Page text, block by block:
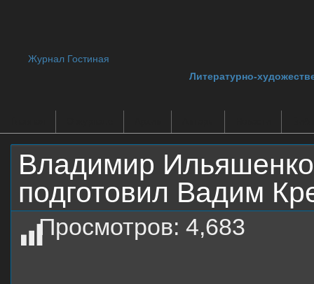
Журнал Гостиная
Литературно-
Владимир
подготовил Вадим
Просмотров: 4,683